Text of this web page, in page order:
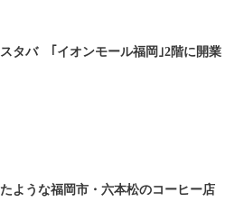
タバ ｢イオンモール福岡｣2階に開業
ような福岡市・六本松のコーヒー店